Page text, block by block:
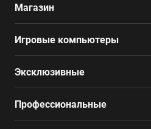
Магазин
Игровые компьютеры
Эксклюзивные
Профессиональные